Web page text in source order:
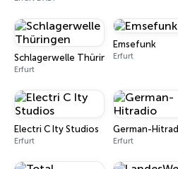
Schlagerwelle Thüringen
Erfurt
Emsefunk
Erfurt
Electri C Ity Studios
Erfurt
German-
Erfurt